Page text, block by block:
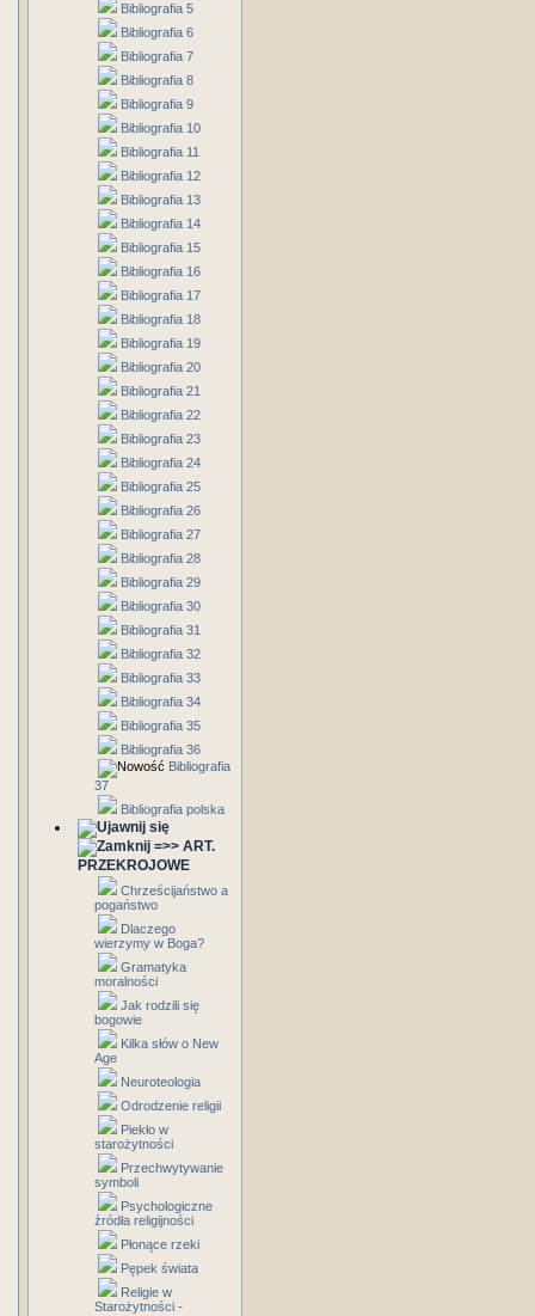
Bibliografia 5
Bibliografia 6
Bibliografia 7
Bibliografia 8
Bibliografia 9
Bibliografia 10
Bibliografia 11
Bibliografia 12
Bibliografia 13
Bibliografia 14
Bibliografia 15
Bibliografia 16
Bibliografia 17
Bibliografia 18
Bibliografia 19
Bibliografia 20
Bibliografia 21
Bibliografia 22
Bibliografia 23
Bibliografia 24
Bibliografia 25
Bibliografia 26
Bibliografia 27
Bibliografia 28
Bibliografia 29
Bibliografia 30
Bibliografia 31
Bibliografia 32
Bibliografia 33
Bibliografia 34
Bibliografia 35
Bibliografia 36
Bibliografia
37
Bibliografia polska
=>> ART.
PRZEKROJOWE
Chrześcijaństwo a
pogaństwo
Dlaczego
wierzymy w Boga?
Gramatyka
moralności
Jak rodzili się
bogowie
Kilka słów o New
Age
Neuroteologia
Odrodzenie religii
Piekło w
starożytności
Przechwytywanie
symboli
Psychologiczne
źródła religijności
Płonące rzeki
Pępek świata
Religie w
Starożytności -